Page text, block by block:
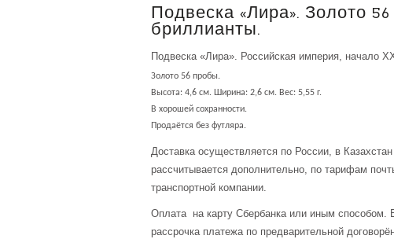
Подвеска «Лира». Золото
бриллианты.
Подвеска «Лира». Российская империя, начало
Золото 56 пробы.
Высота: 4,6 см. Ширина: 2,6 см. Вес: 5,55 г.
В хорошей сохранности.
Продаётся без футляра.
Доставка осуществляется по России, в
рассчитывается дополнительно, по тарифам
транспортной компании.
Оплата на карту Сбербанка или иным способом.
рассрочка платежа по предварительной